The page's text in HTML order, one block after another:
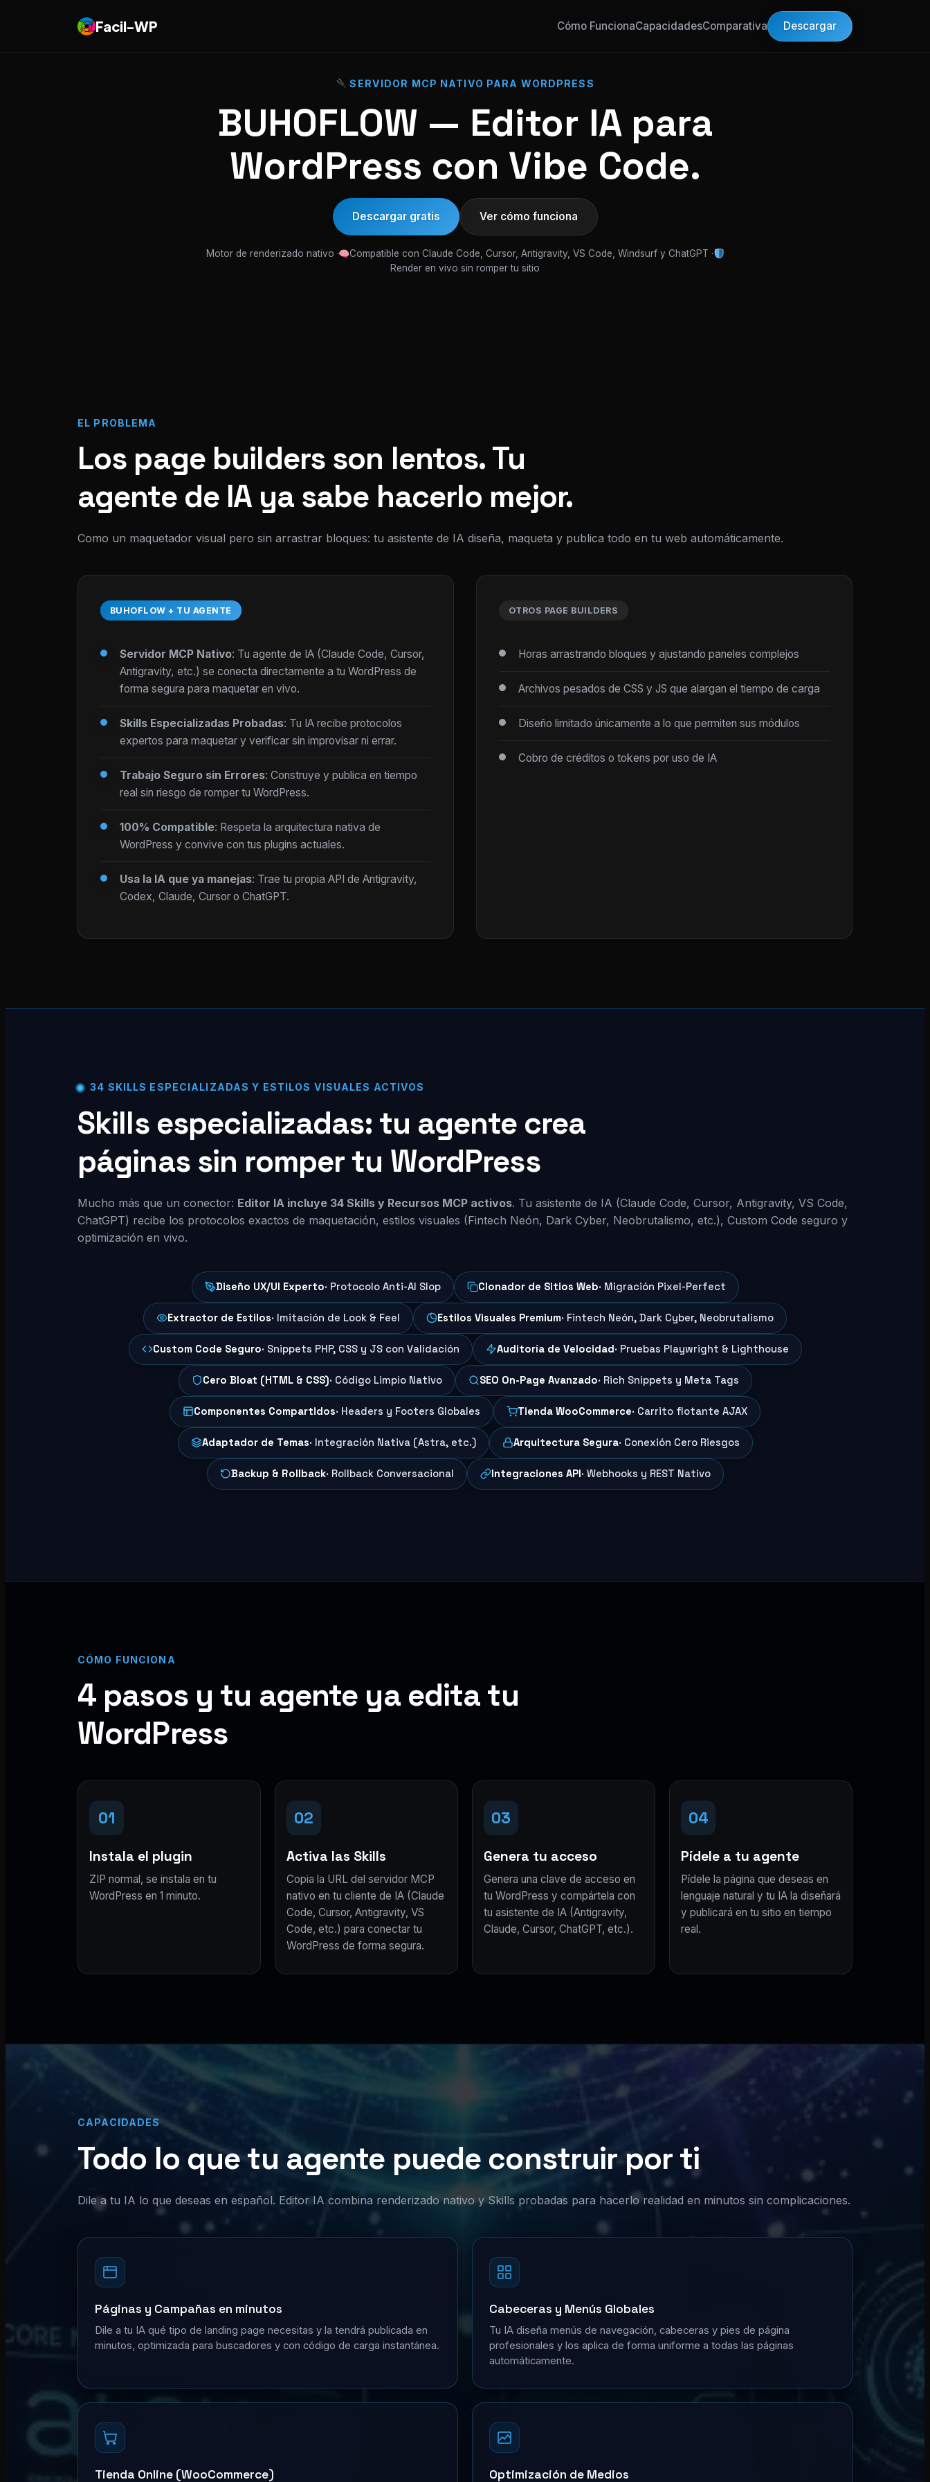
Facil-WP Cómo FuncionaCapacidadesComparativa Descargar
SERVIDOR MCP NATIVO PARA WORDPRESS
BUHOFLOW — Editor IA para
WordPress con Vibe Code.
Descargar gratis Ver cómo funciona
Motor de renderizado nativo ·
Compatible con Claude Code, Cursor, Antigravity, VS Code, Windsurf y ChatGPT ·
Render en vivo sin romper tu sitio
EL PROBLEMA
Los page builders son lentos. Tu
agente de IA ya sabe hacerlo mejor.
Como un maquetador visual pero sin arrastrar bloques: tu asistente de IA diseña, maqueta y publica todo en tu web automáticamente.
BUHOFLOW + TU AGENTE
Servidor MCP Nativo: Tu agente de IA (Claude Code, Cursor,
Antigravity, etc.) se conecta directamente a tu WordPress de
forma segura para maquetar en vivo.
Skills Especializadas Probadas: Tu IA recibe protocolos
expertos para maquetar y verificar sin improvisar ni errar.
Trabajo Seguro sin Errores: Construye y publica en tiempo
real sin riesgo de romper tu WordPress.
100% Compatible: Respeta la arquitectura nativa de
WordPress y convive con tus plugins actuales.
Usa la IA que ya manejas: Trae tu propia API de Antigravity,
Codex, Claude, Cursor o ChatGPT.
OTROS PAGE BUILDERS
Horas arrastrando bloques y ajustando paneles complejos
Archivos pesados de CSS y JS que alargan el tiempo de carga
Diseño limitado únicamente a lo que permiten sus módulos
Cobro de créditos o tokens por uso de IA
34 SKILLS ESPECIALIZADAS Y ESTILOS VISUALES ACTIVOS
Skills especializadas: tu agente crea
páginas sin romper tu WordPress
Mucho más que un conector: Editor IA incluye 34 Skills y Recursos MCP activos. Tu asistente de IA (Claude Code, Cursor, Antigravity, VS Code,
ChatGPT) recibe los protocolos exactos de maquetación, estilos visuales (Fintech Neón, Dark Cyber, Neobrutalismo, etc.), Custom Code seguro y
optimización en vivo.
Diseño UX/UI Experto· Protocolo Anti-AI Slop Clonador de Sitios Web· Migración Pixel-Perfect
Extractor de Estilos· Imitación de Look & Feel Estilos Visuales Premium· Fintech Neón, Dark Cyber, Neobrutalismo
Custom Code Seguro· Snippets PHP, CSS y JS con Validación Auditoría de Velocidad· Pruebas Playwright & Lighthouse
Cero Bloat (HTML & CSS)· Código Limpio Nativo SEO On-Page Avanzado· Rich Snippets y Meta Tags
Componentes Compartidos· Headers y Footers Globales Tienda WooCommerce· Carrito flotante AJAX
Adaptador de Temas· Integración Nativa (Astra, etc.) Arquitectura Segura· Conexión Cero Riesgos
Backup & Rollback· Rollback Conversacional Integraciones API· Webhooks y REST Nativo
CÓMO FUNCIONA
4 pasos y tu agente ya edita tu
WordPress
01
Instala el plugin
ZIP normal, se instala en tu
WordPress en 1 minuto.
02
Activa las Skills
Copia la URL del servidor MCP
nativo en tu cliente de IA (Claude
Code, Cursor, Antigravity, VS
Code, etc.) para conectar tu
WordPress de forma segura.
03
Genera tu acceso
Genera una clave de acceso en
tu WordPress y compártela con
tu asistente de IA (Antigravity,
Claude, Cursor, ChatGPT, etc.).
04
Pídele a tu agente
Pídele la página que deseas en
lenguaje natural y tu IA la diseñará
y publicará en tu sitio en tiempo
real.
CAPACIDADES
Todo lo que tu agente puede construir por ti
Dile a tu IA lo que deseas en español. Editor IA combina renderizado nativo y Skills probadas para hacerlo realidad en minutos sin complicaciones.
Páginas y Campañas en minutos
Dile a tu IA qué tipo de landing page necesitas y la tendrá publicada en
minutos, optimizada para buscadores y con código de carga instantánea.
Cabeceras y Menús Globales
Tu IA diseña menús de navegación, cabeceras y pies de página
profesionales y los aplica de forma uniforme a todas las páginas
automáticamente.
Tienda Online (WooCommerce) Optimización de Medios